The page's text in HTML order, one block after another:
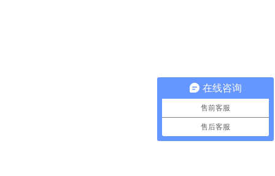
在线咨询
售前客服
售后客服